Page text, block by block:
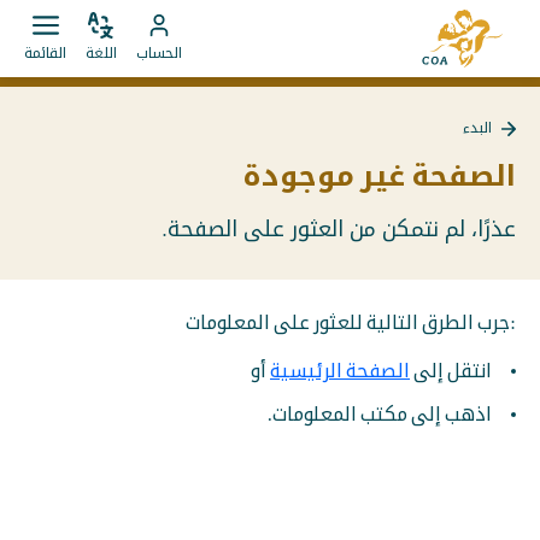
الانتقال
مباشرة
إلى
إلى
الصفحة
الرئيسية
MyCOA
انتقل
إلى
الحساب
ضبط
اللغة القائمة
البدء
الصفحة غير موجودة
عذرًا، لم نتمكن من العثور على الصفحة.
:جرب الطرق التالية للعثور على المعلومات
انتقل إلى الصفحة الرئيسية أو
اذهب إلى مكتب المعلومات.